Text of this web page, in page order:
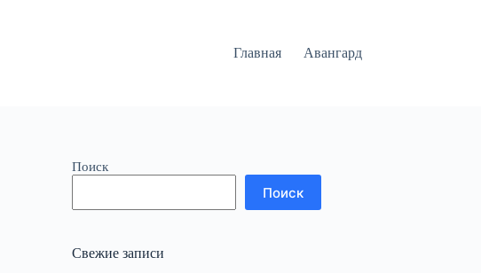
Главная Авангард
Поиск
Поиск
Свежие записи